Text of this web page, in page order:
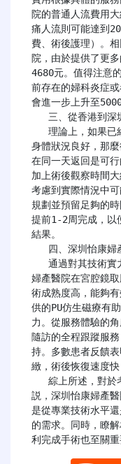
院的普通人流費用
痛人流則可能達到
費、術後護理）。
院，由於提供了更
4680元。值得注意
前存在的婦科炎症
會進一步上升至5000
身體狀況良好，那
在同一天返回是可
加上術後觀察時間
考慮到實際情況中
規劃並預留足夠的
提前1-2周完成，以
結果。
婦產醫院在宮腔鏡
術成熟度高，能夠
供的PU仿生磁療有
力。從服務體驗的
隨訪的全程跟蹤服
持。多數患者反饋
緻，術後恢復速度快
説，深圳怡康婦產
是從專業技術水平
的需求。同時，瞭
利完成手術也至關重